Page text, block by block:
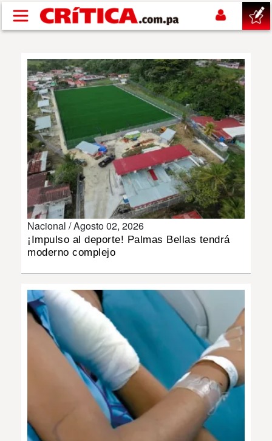
Pasar al contenido principal
SUCESOS
NACIONAL
POLÍTICA
SHOW
DEPORTES
INSÓLITAS
MULTIMEDIA
Nacional /Agosto 02, 2026
¡Impulso al deporte! Palmas Bellas tendrá
moderno complejo